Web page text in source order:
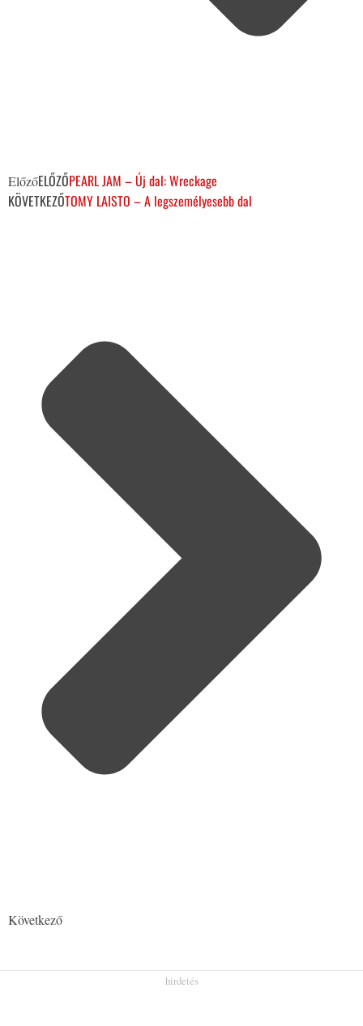
ElőzőELŐZŐPEARL JAM – Új dal: Wreckage
KÖVETKEZŐTOMY LAISTO – A legszemélyesebb dal
Következő